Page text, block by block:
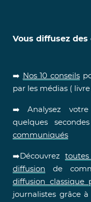
Vous diffusez
➡️ Nos 10 conseils
par les médias (
➡️ Analysez
quelques
communiqués
➡️Découvrez
diffusion de
diffusion classique
journalistes grâce